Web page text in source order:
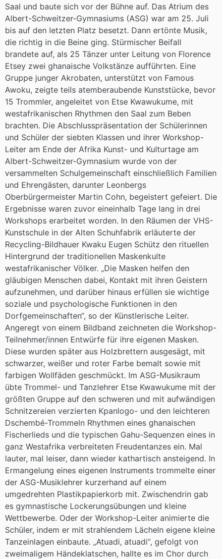
Saal und baute sich vor der Bühne auf. Das Atrium des
Albert-Schweitzer-Gymnasiums (ASG) war am 25. Juli
bis auf den letzten Platz besetzt. Dann ertönte Musik,
die richtig in die Beine ging. Stürmischer Beifall
brandete auf, als 25 Tänzer unter Leitung von Florence
Etsey zwei ghanaische Volkstänze aufführten. Eine
Gruppe junger Akrobaten, unterstützt von Famous
Awoku, zeigte teils atemberaubende Kunststücke, bevor
15 Trommler, angeleitet von Etse Kwawukume, mit
westafrikanischen Rhythmen den Saal zum Beben
brachten. Die Abschlusspräsentation der Schülerinnen
und Schüler der siebten Klassen und ihrer Workshop-
Leiter am Ende der Afrika Kunst- und Kulturtage am
Albert-Schweitzer-Gymnasium wurde von der
versammelten Schulgemeinschaft einschließlich Familien
und Ehrengästen, darunter Leonbergs
Oberbürgermeister Martin Cohn, begeistert gefeiert. Die
Ergebnisse waren zuvor eineinhalb Tage lang in drei
Workshops erarbeitet worden. In den Räumen der VHS-
Kunstschule in der Alten Schuhfabrik erläuterte der
Recycling-Bildhauer Kwaku Eugen Schütz den rituellen
Hintergrund der traditionellen Maskenkulte
westafrikanischer Völker. „Die Masken helfen den
gläubigen Menschen dabei, Kontakt mit ihren Geistern
aufzunehmen, und darüber hinaus erfüllen sie wichtige
soziale und psychologische Funktionen in den
Dorfgemeinschaften“, so der Künstlerische Leiter.
Angeregt von einem Bildband zeichneten die Workshop-
Teilnehmer/innen Entwürfe für ihre eigenen Masken.
Diese wurden später aus Holzbrettern ausgesägt, mit
schwarzer, weißer und roter Farbe bemalt sowie mit
farbigen Wollfäden geschmückt. Im ASG-Musikraum
übte Trommel- und Tanzlehrer Etse Kwawukume mit der
größten Gruppe auf den schweren und mit aufwändigen
Schnitzereien verzierten Kpanlogo- und den leichteren
Dschembé-Trommeln Rhythmen eines ghanaischen
Fischerlieds und die typischen Gahu-Sequenzen eines in
ganz Westafrika verbreiteten Freudentanzes ein. Mal
lauter, mal leiser, dann wieder kathartisch ansteigend. In
Ermangelung eines eigenen Instruments trommelte einer
der ASG-Musiklehrer kurzerhand auf einem
umgedrehten Plastikpapierkorb mit. Zwischendrin gab
es gymnastische Lockerungsübungen und kleine
Wettbewerbe. Oder der Workshop-Leiter animierte die
Schüler, indem er mit strahlendem Lächeln eigene kleine
Tanzeinlagen einbaute. „Atuadi, atuadi“, gefolgt von
zweimaligem Händeklatschen, hallte es im Chor durch